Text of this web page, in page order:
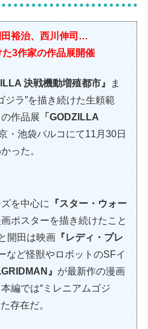
田裕治、西川伸司…
3作家の作品展開催
決戦機動増殖都市』
ま
ジラ”を描き続けた生頼範
作品展 「GODZILLA
・池袋パルコにて11月30日
った。
を中心に
『スター・ウォー
ポスターを描き続けたこと
開田は映画 『レディ・プレ
など怪獣やロボットのSFイ
』 が最新作の漫画
本編では“ミレニアムゴジ
存在だ。